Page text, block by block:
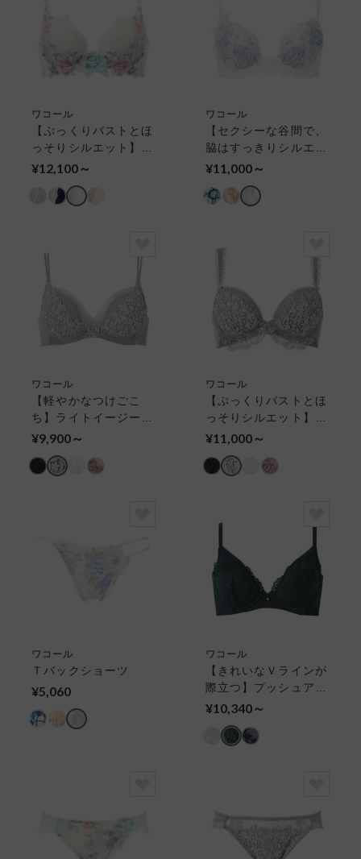
ワコール
【ぷっくりバストとほ
っそりシルエット】ボ
リューマライズブラ
¥12,100～
ワコール
【セクシーな谷間で、
脇はすっきりシルエッ
ト】フロントエックス
ブラ（３／４カップ）
¥11,000～
ワコール
【軽やかなつけごこ
ち】ライトイージーブ
ラ ３／４カップブラ
¥9,900～
ワコール
【ぷっくりバストとほ
っそりシルエット】ボ
リューマライズブラ
¥11,000～
ワコール
Ｔバックショーツ
¥5,060
ワコール
【きれいなＶラインが
際立つ】プッシュアッ
プブラ プランジング
ブラ
¥10,340～